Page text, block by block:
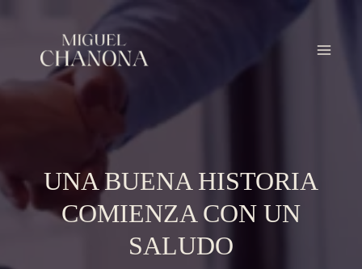
contenido
UNA BUENA HISTORIA
COMIENZA CON UN
SALUDO